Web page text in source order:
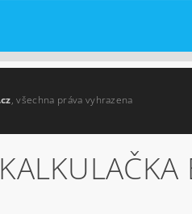
, všechna práva vyhrazena